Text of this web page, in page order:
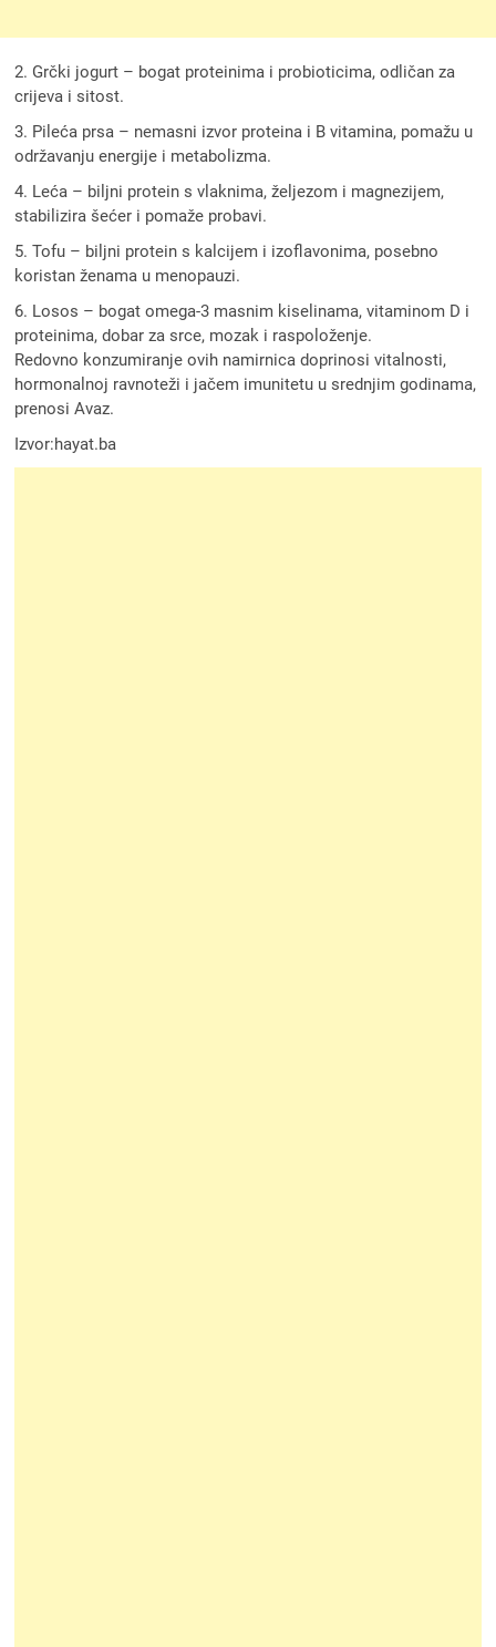
2. Grčki jogurt – bogat proteinima i probioticima, odličan za
crijeva i sitost.
3. Pileća prsa – nemasni izvor proteina i B vitamina, pomažu u
održavanju energije i metabolizma.
4. Leća – biljni protein s vlaknima, željezom i magnezijem,
stabilizira šećer i pomaže probavi.
5. Tofu – biljni protein s kalcijem i izoflavonima, posebno
koristan ženama u menopauzi.
6. Losos – bogat omega-3 masnim kiselinama, vitaminom D i
proteinima, dobar za srce, mozak i raspoloženje.
Redovno konzumiranje ovih namirnica doprinosi vitalnosti,
hormonalnoj ravnoteži i jačem imunitetu u srednjim godinama,
prenosi Avaz.
Izvor:hayat.ba